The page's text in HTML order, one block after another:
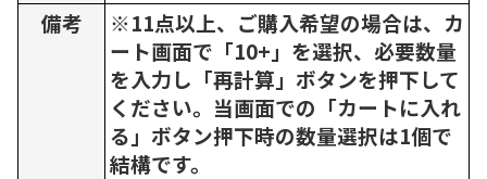
備考
※11点以上、ご購入希望の場合は、カ
ート画面で「10+」を選択、必要数量
を入力し「再計算」ボタンを押下して
ください。当画面での「カートに入れ
る」ボタン押下時の数量選択は1個で
結構です。